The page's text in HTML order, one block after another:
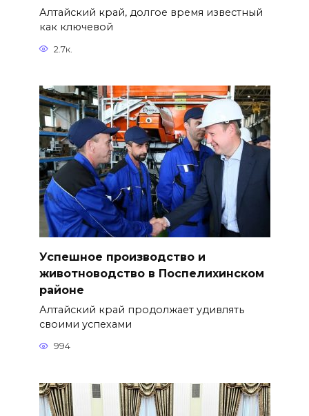
Алтайский край, долгое время известный
как ключевой
2.7к.
Успешное производство и
животноводство в Поспелихинском
районе
Алтайский край продолжает удивлять
своими успехами
994